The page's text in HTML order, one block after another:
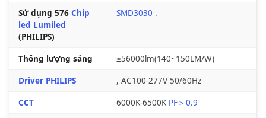
Sử dụng 576 Chip
led Lumiled
(PHILIPS)
SMD3030 .
Thông lượng sáng ≥56000lm(140~150LM/W)
Driver PHILIPS , AC100-277V 50/60Hz
CCT 6000K-6500K PF＞0.9